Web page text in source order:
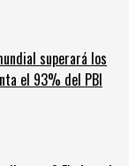
superará los
el 93% del PBI